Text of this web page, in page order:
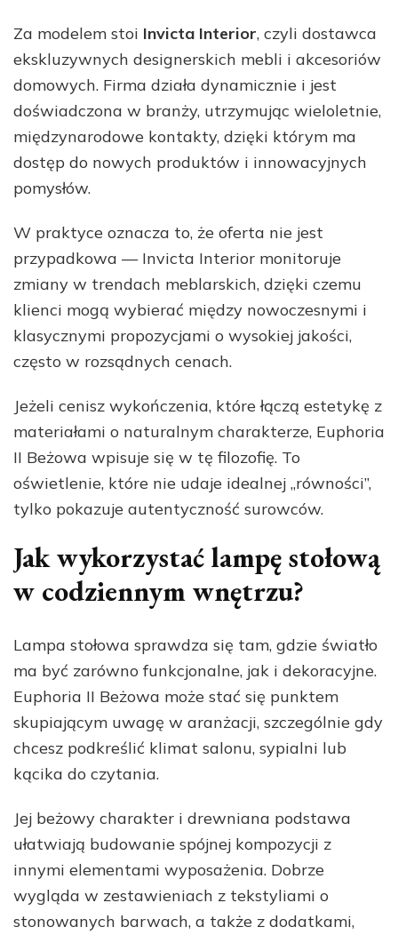
Za modelem stoi Invicta Interior, czyli dostawca
ekskluzywnych designerskich mebli i akcesoriów
domowych. Firma działa dynamicznie i jest
doświadczona w branży, utrzymując wieloletnie,
międzynarodowe kontakty, dzięki którym ma
dostęp do nowych produktów i innowacyjnych
pomysłów.
W praktyce oznacza to, że oferta nie jest
przypadkowa — Invicta Interior monitoruje
zmiany w trendach meblarskich, dzięki czemu
klienci mogą wybierać między nowoczesnymi i
klasycznymi propozycjami o wysokiej jakości,
często w rozsądnych cenach.
Jeżeli cenisz wykończenia, które łączą estetykę z
materiałami o naturalnym charakterze, Euphoria
II Beżowa wpisuje się w tę filozofię. To
oświetlenie, które nie udaje idealnej „równości”,
tylko pokazuje autentyczność surowców.
Jak wykorzystać lampę stołową
w codziennym wnętrzu?
Lampa stołowa sprawdza się tam, gdzie światło
ma być zarówno funkcjonalne, jak i dekoracyjne.
Euphoria II Beżowa może stać się punktem
skupiającym uwagę w aranżacji, szczególnie gdy
chcesz podkreślić klimat salonu, sypialni lub
kącika do czytania.
Jej beżowy charakter i drewniana podstawa
ułatwiają budowanie spójnej kompozycji z
innymi elementami wyposażenia. Dobrze
wygląda w zestawieniach z tekstyliami o
stonowanych barwach, a także z dodatkami,